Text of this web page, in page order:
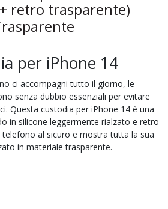
retro trasparente)
per iPhone 14
ci accompagni tutto il giorno, le
senza dubbio essenziali per evitare
Questa custodia per iPhone 14 è una
in silicone leggermente rialzato e retro
al sicuro e mostra tutta la sua
in materiale trasparente.